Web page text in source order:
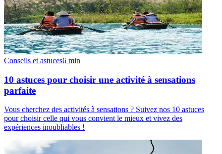
Conseils et astuces6 min
10 astuces pour choisir une activité à sensations
parfaite
Vous cherchez des activités à sensations ? Suivez nos 10 astuces
pour choisir celle qui vous convient le mieux et vivez des
expériences inoubliables !